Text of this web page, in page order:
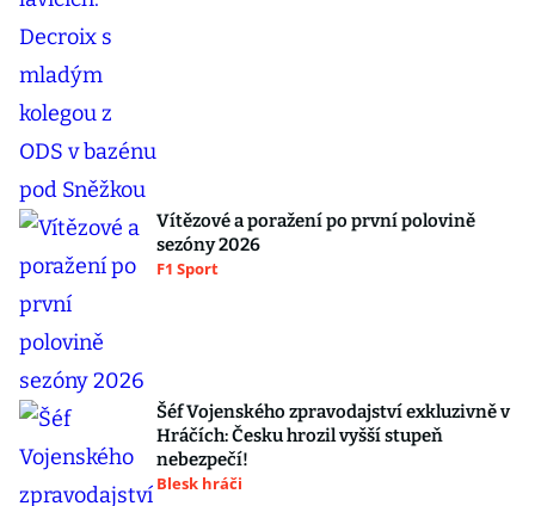
Vítězové a poražení po první polovině
sezóny 2026
F1 Sport
Šéf Vojenského zpravodajství exkluzivně v
Hráčích: Česku hrozil vyšší stupeň
nebezpečí!
Blesk hráči